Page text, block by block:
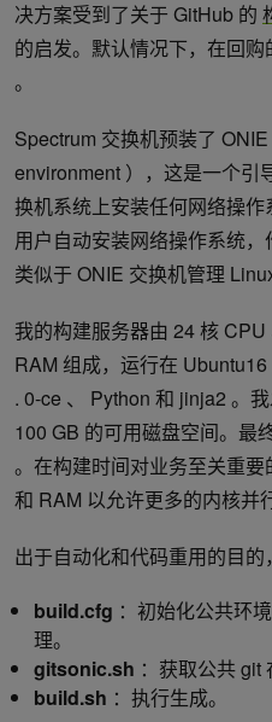
决方案受到了关于 GitHub 的
的启发。默认情况下，在回购
。
Spectrum 交换机预装了
environment ），这是一个引
换机系统上安装任何网络操
用户自动安装网络操作系统，
类似于 ONIE 交换机管理
我的构建服务器由 24 核
RAM 组成，运行在
. 0-ce 、 Python 和 jinja2 。
100 GB 的可用磁盘空间。最
。在构建时间对业务至关重
和 RAM 以允许更多的内核并
出于自动化和代码重用的目的
build.cfg ：初始化公共环
理。
gitsonic.sh ：获取公共 git
build.sh ：执行生成。